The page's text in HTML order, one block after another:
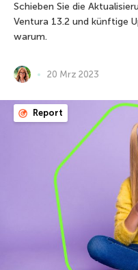
Schieben Sie die
Ventura 13.2 und künftige
warum.
20 Mrz 2023
Report